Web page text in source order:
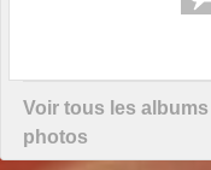
Voir tous les albums
photos